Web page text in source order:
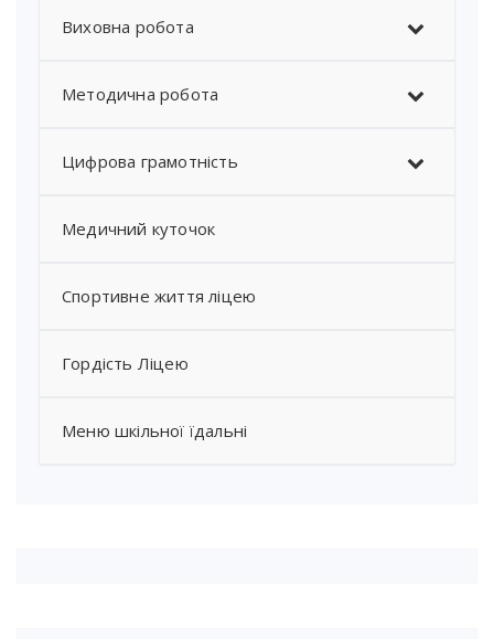
Виховна робота
Методична робота
Цифрова грамотність
Медичний куточок
Спортивне життя ліцею
Гордість Ліцею
Меню шкільної їдальні